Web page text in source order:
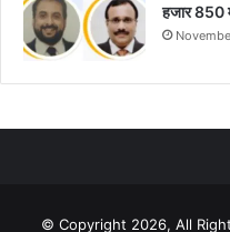
हजार 850
© Copyright 2026, All